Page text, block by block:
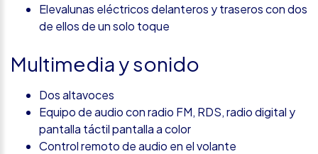
Elevalunas eléctricos delanteros y traseros con dos
de ellos de un solo toque
Multimedia y sonido
Dos altavoces
Equipo de audio con radio FM, RDS, radio digital y
pantalla táctil pantalla a color
Control remoto de audio en el volante